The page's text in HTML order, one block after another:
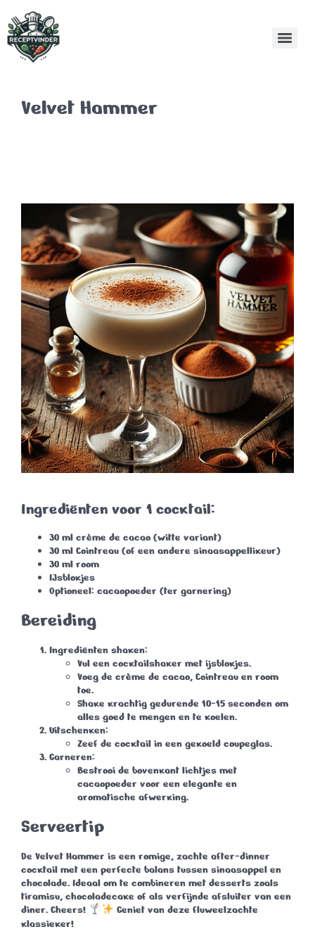
Velvet Hammer
Ingrediënten voor 1 cocktail:
30 ml crème de cacao(witte variant)
30 ml Cointreau (of een andere sinaasappellikeur)
30 ml room
IJsblokjes
Optioneel: cacaopoeder (ter garnering)
Bereiding
Ingrediënten shaken:
Vul een cocktailshaker met ijsblokjes.
Voeg de crème de cacao, Cointreau en room
toe.
Shake krachtig gedurende 10-15 seconden om
alles goed te mengen en te koelen.
Uitschenken:
Zeef de cocktail in een gekoeld coupeglas.
Garneren:
Bestrooi de bovenkant lichtjes met
cacaopoeder voor een elegante en
aromatische afwerking.
Serveertip
De Velvet Hammer is een romige, zachte after-dinner
cocktail met een perfecte balans tussen sinaasappel en
chocolade. Ideaal om te combineren met desserts zoals
tiramisu, chocoladecake of als verfijnde afsluiter van een
diner. Cheers!
Geniet van deze fluweelzachte
klassieker!